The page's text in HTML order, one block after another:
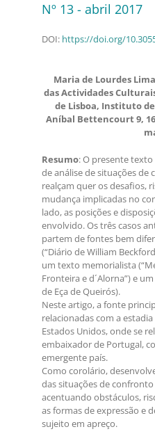
Nº 13 - abril 2017
DOI: https://doi.org/
Maria de Lourdes
das Actividades
de Lisboa, Instituto
Aníbal Bettencourt 9,
Resumo: O presente
de análise de situações
realçam quer os desafios,
mudança implicadas no
lado, as posições e
envolvido. Os três casos
partem de fontes bem
(“Diário de William
um texto memorialista
Fronteira e d´Alorna”) e
de Eça de Queirós).
Neste artigo, a fonte
relacionadas com a
Estados Unidos, onde se
embaixador de Portugal,
emergente país.
Como corolário,
das situações de
acentuando obstáculos,
as formas de expressão e
sujeito em apreço.